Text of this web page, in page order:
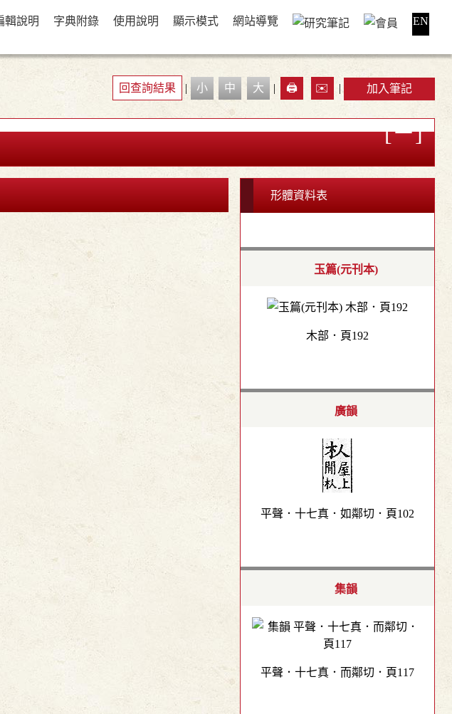
輯說明 字典附錄 使用說明 顯示模式 網站導覽 EN
回查詢結果 | 小 中 大 | 🖨️ ✉️ | 加入筆記
形體資料表
玉篇(元刊本)
木部．頁192
廣韻
平聲．十七真．如鄰切．頁102
集韻
平聲．十七真．而鄰切．頁117